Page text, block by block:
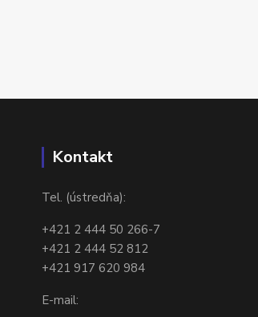
Kontakt
Tel. (ústredňa):
+421 2 444 50 266-7
+421 2 444 52 812
+421 917 620 984
E-mail: